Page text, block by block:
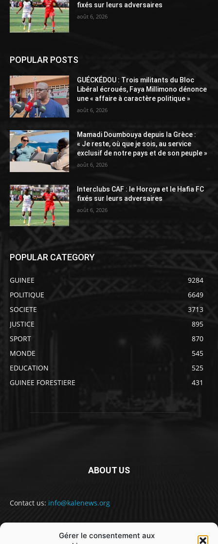
Gérer le consentement aux
fixés sur leurs adversaires
août 6, 2026
POPULAR POSTS
GUÉCKÉDOU : Trois militants du Bloc
Libéral écroués, Faya Millimono dénonce
une « affaire à caractère politique »
août 6, 2026
Mamadi Doumbouya depuis la Grèce :
« Je reste, où que je sois, au service
exclusif de notre pays et de son peuple »
août 6, 2026
Interclubs CAF : le Horoya et le Hafia FC
fixés sur leurs adversaires
août 6, 2026
POPULAR CATEGORY
GUINEE
9284
POLITIQUE
6649
SOCIETE
3713
JUSTICE
895
SPORT
870
MONDE
545
EDUCATION
525
GUINEE FORESTIERE
431
ABOUT US
Contact us: info@kalenews.org